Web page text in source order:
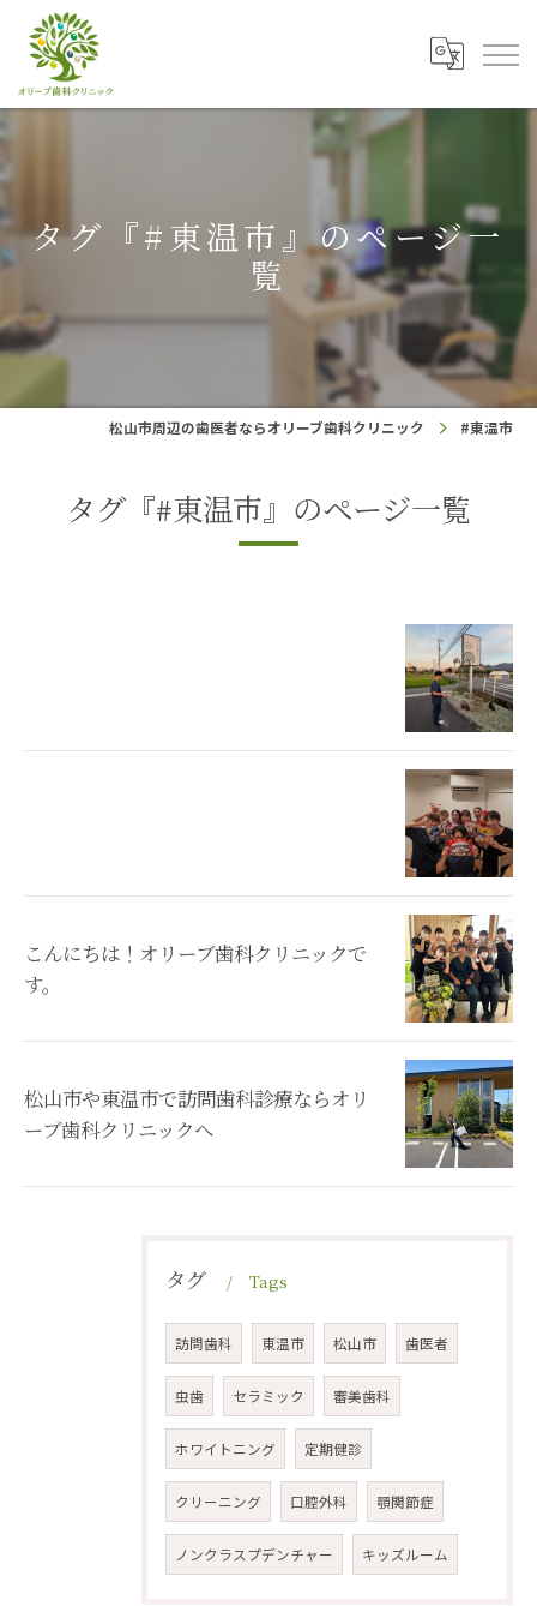
タグ『#東温市』のページ一
覧
松山市周辺の歯医者ならオリーブ歯科クリニック #東温市
タグ『#東温市』のページ一覧
こんにちは！オリーブ歯科クリニックで
す。
松山市や東温市で訪問歯科診療ならオリ
ーブ歯科クリニックへ
タグ Tags
訪問歯科 東温市 松山市 歯医者
虫歯 セラミック 審美歯科
ホワイトニング 定期健診
クリーニング 口腔外科 顎関節症
ノンクラスプデンチャー キッズルーム
お気軽にお問い合わせください